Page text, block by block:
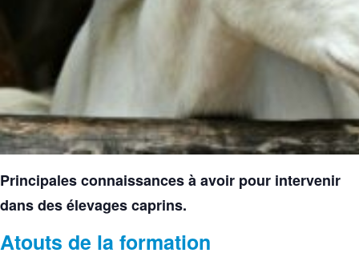
Principales connaissances à avoir pour intervenir
dans des élevages caprins.
Atouts de la formation